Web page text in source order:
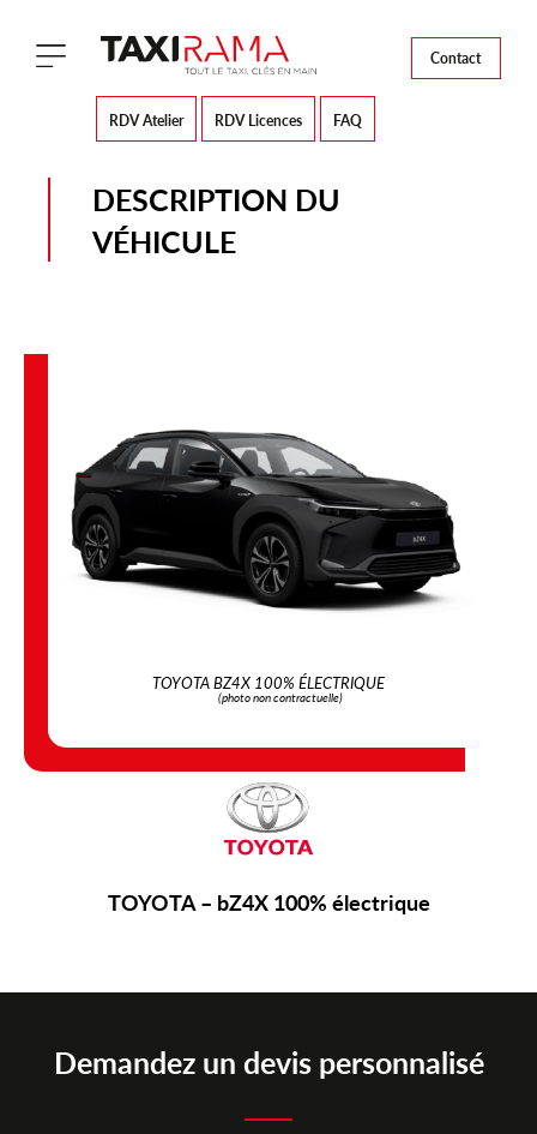
Contact
RDV Atelier RDV Licences FAQ
DESCRIPTION DU
VÉHICULE
TOYOTA BZ4X 100% ÉLECTRIQUE
(photo non contractuelle)
TOYOTA – bZ4X 100% électrique
Demandez un devis personnalisé